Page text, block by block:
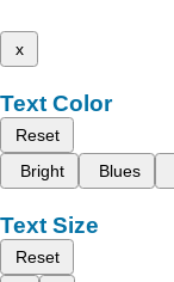
x
Text Color
Reset
Bright
Blues
Text Size
Reset